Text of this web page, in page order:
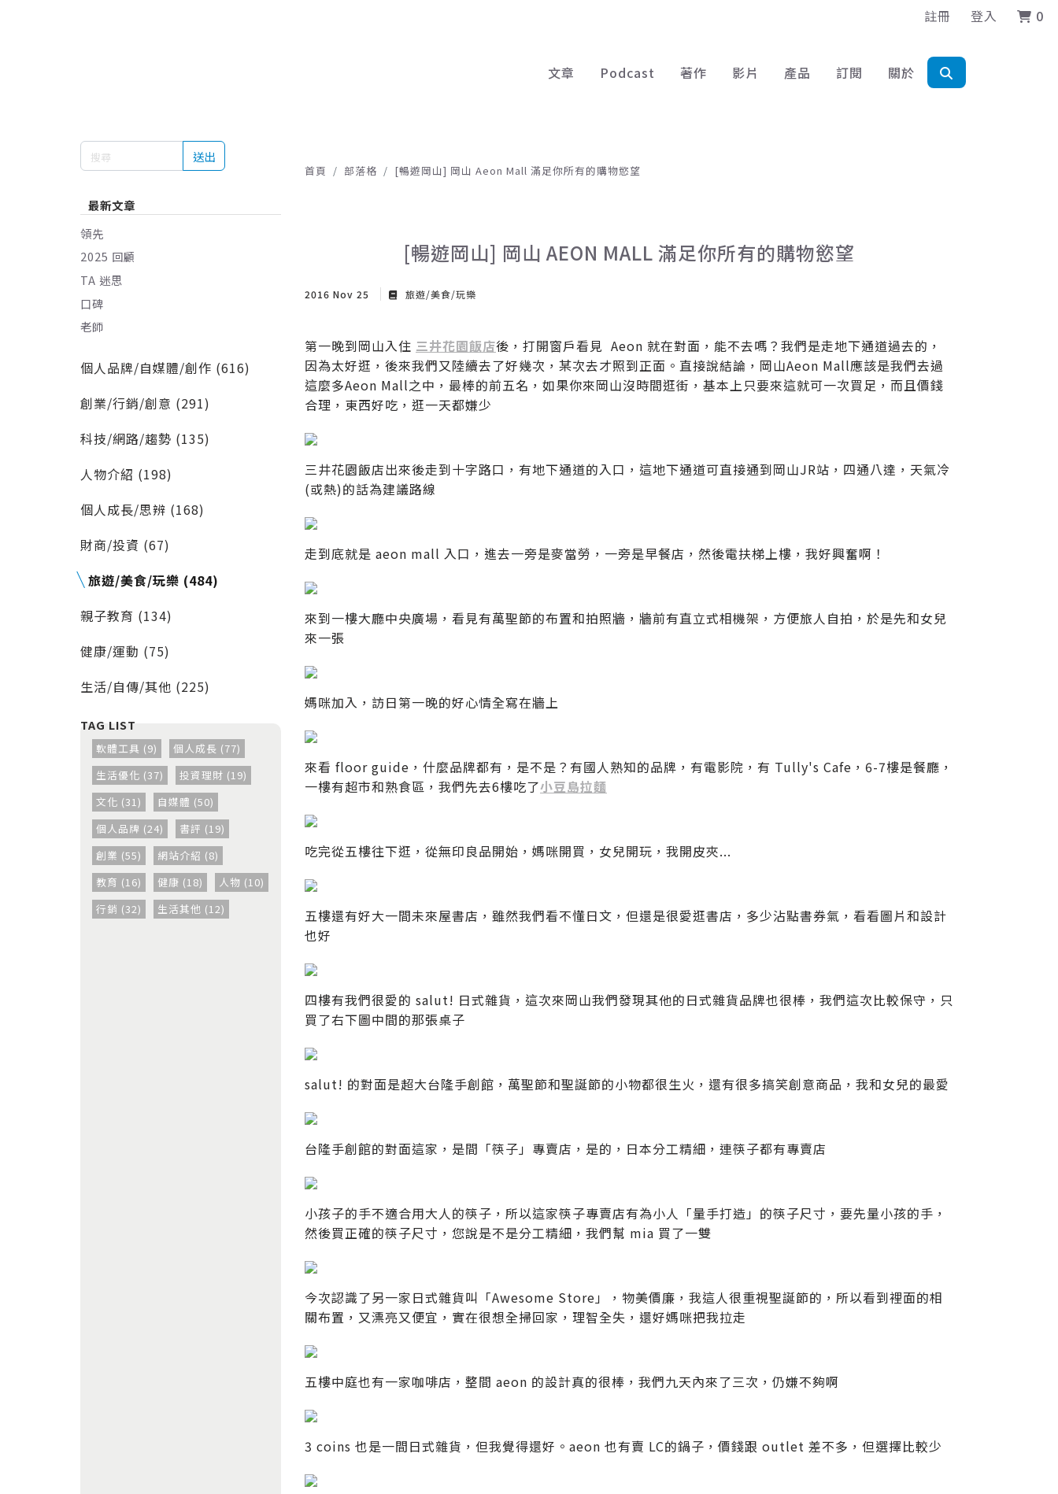
註冊 登入 0
文章 Podcast 著作 影片 產品 訂閱 關於
送出
最新文章
領先
2025 回顧
TA 迷思
口碑
老師
個人品牌/自媒體/創作 (616)
創業/行銷/創意 (291)
科技/網路/趨勢 (135)
人物介紹 (198)
個人成長/思辨 (168)
財商/投資 (67)
旅遊/美食/玩樂 (484)
親子教育 (134)
健康/運動 (75)
生活/自傳/其他 (225)
軟體工具 (9)
個人成長 (77)
生活優化 (37)
投資理財 (19)
文化 (31)
自媒體 (50)
個人品牌 (24)
書評 (19)
創業 (55)
網站介紹 (8)
教育 (16)
健康 (18)
人物 (10)
行銷 (32)
生活其他 (12)
首頁 部落格 [暢遊岡山] 岡山 Aeon Mall 滿足你所有的購物慾望
[暢遊岡山] 岡山 AEON MALL 滿足你所有的購物慾望
2016 Nov 25 旅遊/美食/玩樂
第一晚到岡山入住 三井花園飯店後，打開窗戶看見 Aeon 就在對面，能不去嗎？我們是走地下通道過去的，
因為太好逛，後來我們又陸續去了好幾次，某次去才照到正面。直接說結論，岡山Aeon Mall應該是我們去過
這麼多Aeon Mall之中，最棒的前五名，如果你來岡山沒時間逛街，基本上只要來這就可一次買足，而且價錢
合理，東西好吃，逛一天都嫌少
三井花園飯店出來後走到十字路口，有地下通道的入口，這地下通道可直接通到岡山JR站，四通八達，天氣冷
(或熱)的話為建議路線
走到底就是 aeon mall 入口，進去一旁是麥當勞，一旁是早餐店，然後電扶梯上樓，我好興奮啊！
來到一樓大廳中央廣場，看見有萬聖節的布置和拍照牆，牆前有直立式相機架，方便旅人自拍，於是先和女兒
來一張
媽咪加入，訪日第一晚的好心情全寫在牆上
來看 floor guide，什麼品牌都有，是不是？有國人熟知的品牌，有電影院，有 Tully's Cafe，6-7樓是餐廳，
一樓有超市和熟食區，我們先去6樓吃了小豆島拉麵
吃完從五樓往下逛，從無印良品開始，媽咪開買，女兒開玩，我開皮夾...
五樓還有好大一間未來屋書店，雖然我們看不懂日文，但還是很愛逛書店，多少沾點書券氣，看看圖片和設計
也好
四樓有我們很愛的 salut! 日式雜貨，這次來岡山我們發現其他的日式雜貨品牌也很棒，我們這次比較保守，只
買了右下圖中間的那張桌子
salut! 的對面是超大台隆手創館，萬聖節和聖誕節的小物都很生火，還有很多搞笑創意商品，我和女兒的最愛
台隆手創館的對面這家，是間「筷子」專賣店，是的，日本分工精細，連筷子都有專賣店
小孩子的手不適合用大人的筷子，所以這家筷子專賣店有為小人「量手打造」的筷子尺寸，要先量小孩的手，
然後買正確的筷子尺寸，您說是不是分工精細，我們幫 mia 買了一雙
今次認識了另一家日式雜貨叫「Awesome Store」，物美價廉，我這人很重視聖誕節的，所以看到裡面的相
關布置，又漂亮又便宜，實在很想全掃回家，理智全失，還好媽咪把我拉走
五樓中庭也有一家咖啡店，整間 aeon 的設計真的很棒，我們九天內來了三次，仍嫌不夠啊
3 coins 也是一間日式雜貨，但我覺得還好。aeon 也有賣 LC的鍋子，價錢跟 outlet 差不多，但選擇比較少